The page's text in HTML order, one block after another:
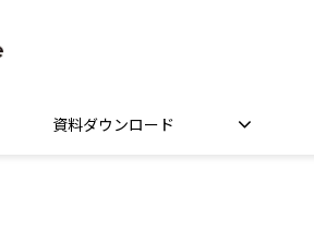
資料ダウンロード